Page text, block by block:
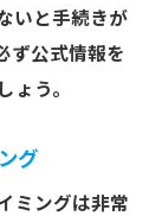
いと手続きが
ず公式情報を
ょう。
グ
ミングは非常